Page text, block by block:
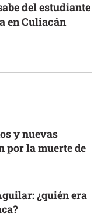
del estudiante
en Culiacán
y nuevas
por la muerte de
¿quién era